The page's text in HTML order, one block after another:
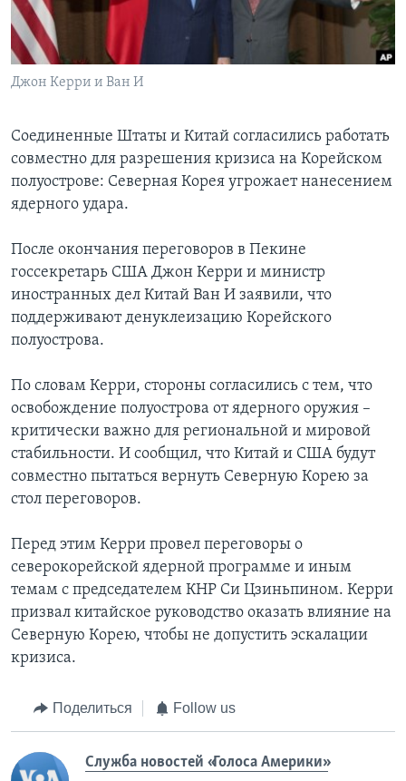
Learning English
СОЦИАЛЬНЫЕ СЕТИ
Языки
Джон Керри и Ван И
Соединенные Штаты и Китай согласились работать
совместно для разрешения кризиса на Корейском
полуострове: Северная Корея угрожает нанесением
ядерного удара.
После окончания переговоров в Пекине
госсекретарь США Джон Керри и министр
иностранных дел Китай Ван И заявили, что
поддерживают денуклеизацию Корейского
полуострова.
По словам Керри, стороны согласились с тем, что
освобождение полуострова от ядерного оружия –
критически важно для региональной и мировой
стабильности. И сообщил, что Китай и США будут
совместно пытаться вернуть Северную Корею за
стол переговоров.
Перед этим Керри провел переговоры о
северокорейской ядерной программе и иным
темам с председателем КНР Си Цзиньпином. Керри
призвал китайское руководство оказать влияние на
Северную Корею, чтобы не допустить эскалации
кризиса.
Поделиться Follow us
Служба новостей «Голоса Америки»